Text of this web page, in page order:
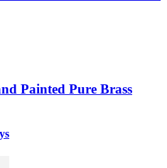
Painted Pure Brass